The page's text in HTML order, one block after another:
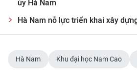
ủy Hà Nam
Hà Nam nỗ lực triển khai xây
Hà Nam Khu đại học Nam Cao